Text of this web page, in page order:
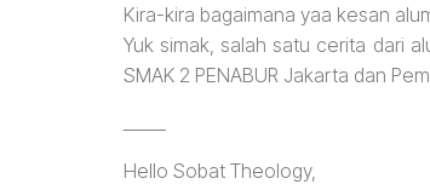
Kira-kira bagaimana yaa kesan
Yuk simak, salah satu cerita dari
SMAK 2 PENABUR Jakarta dan
Hello Sobat Theology,